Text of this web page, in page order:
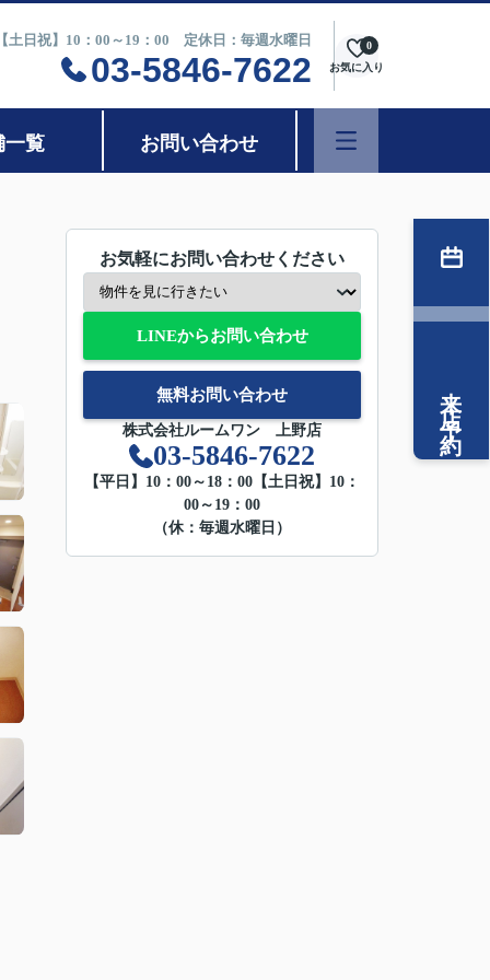
土日祝】10：00～19：00 定休日：毎週水曜日
03-5846-7622 お気に入り
0
一覧 お問い合わせ
お気軽にお問い合わせください
LINEからお問い合わせ
無料お問い合わせ
株式会社ルームワン 上野店
03-5846-7622
【平日】10：00～18：00【土日祝】10：
00～19：00
（休：毎週水曜日）
来店予約